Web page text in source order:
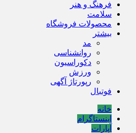
فرهنگ و هنر
سلامت
محصولات فروشگاه
بیشتر
مد
روانشناسی
دکوراسیون
ورزش
رپورتاژ آگهی
فوتبال
خانه
اینستاگرام
آپارات